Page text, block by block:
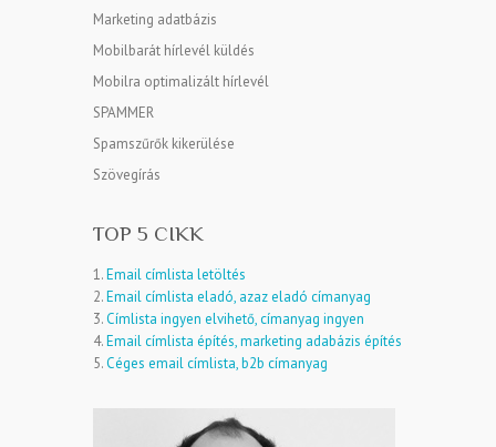
Marketing adatbázis
Mobilbarát hírlevél küldés
Mobilra optimalizált hírlevél
SPAMMER
Spamszűrők kikerülése
Szövegírás
TOP 5 CIKK
1.Email címlista letöltés
2.Email címlista eladó, azaz eladó címanyag
3.Címlista ingyen elvihető, címanyag ingyen
4.Email címlista építés, marketing adabázis építés
5.Céges email címlista, b2b címanyag